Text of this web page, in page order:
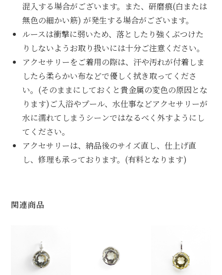
混入する場合がございます。また、研磨痕(白または
無色の細かい筋) が発生する場合がございます。
ルースは衝撃に弱いため、落としたり強くぶつけた
りしないようお取り扱いには十分ご注意ください。
アクセサリーをご着用の際は、汗や汚れが付着しま
したら柔らかい布などで優しく拭き取ってくださ
い。(そのままにしておくと貴金属の変色の原因とな
ります)ご入浴やプール、水仕事などアクセサリーが
水に濡れてしまうシーンではなるべく外すようにし
てください。
アクセサリーは、納品後のサイズ直し、仕上げ直
し、修理も承っております。(有料となります)
関連商品